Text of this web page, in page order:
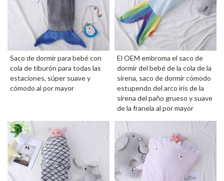
Saco de dormir para bebé con
cola de tiburón para todas las
estaciones, súper suave y
cómodo al por mayor
El OEM embroma el saco de
dormir del bebé de la cola de la
sirena, saco de dormir cómodo
estupendo del arco iris de la
sirena del paño grueso y suave
de la franela al por mayor